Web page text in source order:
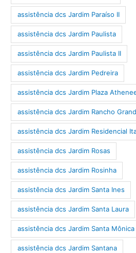
assistência dcs Jardim Paraíso II
assistência dcs Jardim Paulista
assistência dcs Jardim Paulista II
assistência dcs Jardim Pedreira
assistência dcs Jardim Plaza
assistência dcs Jardim Rancho
assistência dcs Jardim Residencial
assistência dcs Jardim Rosas
assistência dcs Jardim Rosinha
assistência dcs Jardim Santa Ines
assistência dcs Jardim Santa Laura
assistência dcs Jardim Santa Mônica
assistência dcs Jardim Santana